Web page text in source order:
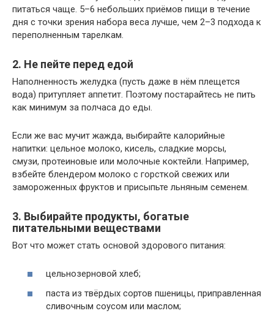
питаться чаще. 5–6 небольших приёмов пищи в течение
дня с точки зрения набора веса лучше, чем 2–3 подхода к
переполненным тарелкам.
2. Не пейте перед едой
Наполненность желудка (пусть даже в нём плещется
вода) притупляет аппетит. Поэтому постарайтесь не пить
как минимум за полчаса до еды.
Если же вас мучит жажда, выбирайте калорийные
напитки: цельное молоко, кисель, сладкие морсы,
смузи, протеиновые или молочные коктейли. Например,
взбейте блендером молоко с горсткой свежих или
замороженных фруктов и присыпьте льняным семенем.
3. Выбирайте продукты, богатые
питательными веществами
Вот что может стать основой здорового питания:
цельнозерновой хлеб;
паста из твёрдых сортов пшеницы, приправленная
сливочным соусом или маслом;